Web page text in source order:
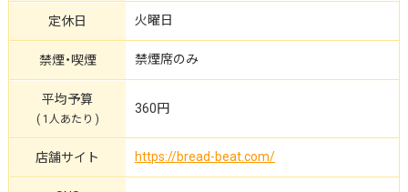
定休日 火曜日
禁煙・喫煙 禁煙席のみ
平均予算
( 1人あたり )
360円
店舗サイト https://bread-beat.com/